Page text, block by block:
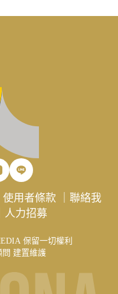
使用者條款 ｜聯絡我
人力招募
保留一切權利
建置維護